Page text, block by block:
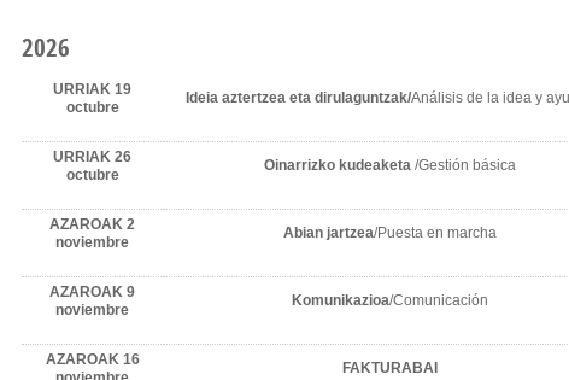
2026
URRIAK 19
octubre
Ideia aztertzea eta dirulaguntzak/Análisis de la idea y
URRIAK 26
octubre
Oinarrizko kudeaketa/Gestión básica
AZAROAK 2
noviembre
Abian jartzea/Puesta en marcha
AZAROAK 9
noviembre
Komunikazioa/Comunicación
AZAROAK 16
FAKTURABAI